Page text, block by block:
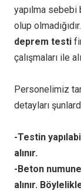
yapılma sebebi
olup
deprem testi
çalışmaları ile
Personelimiz
detayları
-Testin
alınır.
-Beton
alınır.